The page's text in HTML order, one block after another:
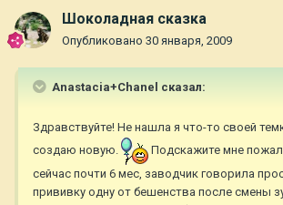
Шоколадная сказка
Опубликовано 30 января, 2009
Anastacia+Chanel сказал:
Здравствуйте! Не нашла я что-то своей
создаю новую.
Подскажите мне
сейчас почти 6 мес, заводчик говорила
прививку одну от бешенства после смены